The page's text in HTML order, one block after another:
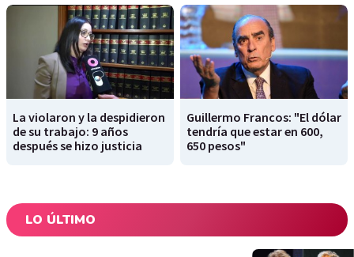
La violaron y la despidieron
de su trabajo: 9 años
después se hizo justicia
Guillermo Francos: "El dólar
tendría que estar en 600,
650 pesos"
LO ÚLTIMO